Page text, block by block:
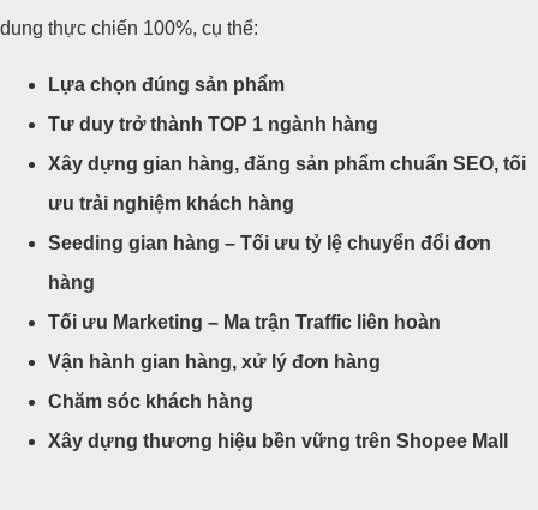
dung thực chiến 100%, cụ thể:
Lựa chọn đúng sản phẩm
Tư duy trở thành TOP 1 ngành hàng
Xây dựng gian hàng, đăng sản phẩm chuẩn SEO, tối
ưu trải nghiệm khách hàng
Seeding gian hàng – Tối ưu tỷ lệ chuyển đổi đơn
hàng
Tối ưu Marketing – Ma trận Traffic liên hoàn
Vận hành gian hàng, xử lý đơn hàng
Chăm sóc khách hàng
Xây dựng thương hiệu bền vững trên Shopee Mall